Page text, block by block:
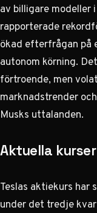
av billigare modeller
rapporterade
ökad efterfrågan på
autonom körning.
förtroende, men
marknadstrender
Musks uttalanden.
Aktuella
Teslas aktiekurs
under det tredje